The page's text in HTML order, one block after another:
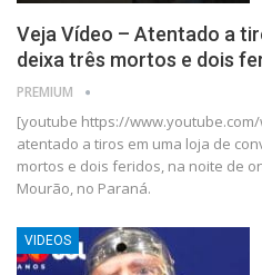
Veja Vídeo – Atentado a
deixa três mortos e dois
PREMIUM
[youtube https://www.youtube.com/
atentado a tiros em uma loja de
mortos e dois feridos, na noite de
Mourão, no Paraná.
VIDEOS